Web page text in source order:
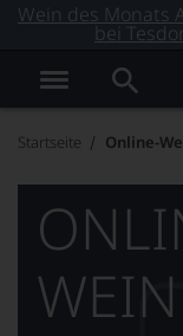
Wein des Monats
bei
Startseite Online-